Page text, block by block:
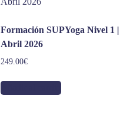
Formación SUPYoga Nivel 1 |
Abril 2026
249.00€